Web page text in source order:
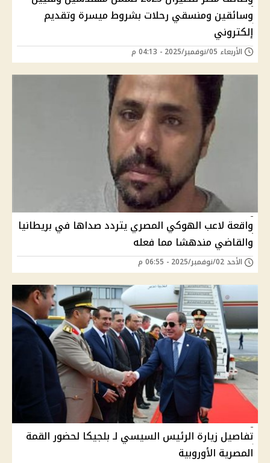
وسائقين ومنسقي رحلات بشروط ميسرة وتقديم
إلكتروني
الأربعاء 05/نوفمبر/2025 - 04:13 م
واقعة لاعب الهوكي المصري يتردد صداها في بريطانيا
والقاضي مندهشا مما فعله
الأحد 02/نوفمبر/2025 - 06:55 م
تفاصيل زيارة الرئيس السيسي لـ بلجيكا لحضور القمة
المصرية الأوروبية